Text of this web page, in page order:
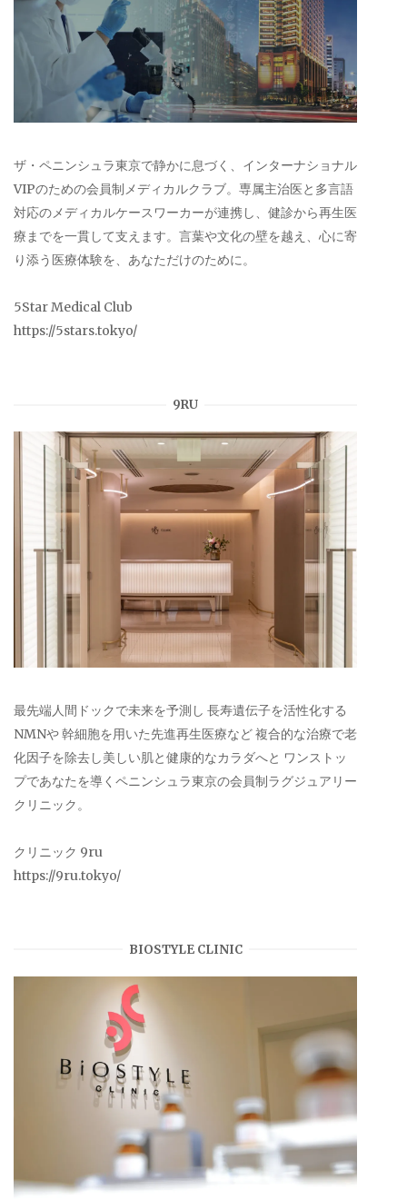
ザ・ペニンシュラ東京で静かに息づく、インターナショナル
VIPのための会員制メディカルクラブ。専属主治医と多言語
対応のメディカルケースワーカーが連携し、健診から再生医
療までを一貫して支えます。言葉や文化の壁を越え、心に寄
り添う医療体験を、あなただけのために。
5Star Medical Club
https://5stars.tokyo/
9RU
最先端人間ドックで未来を予測し 長寿遺伝子を活性化する
NMNや 幹細胞を用いた先進再生医療など 複合的な治療で老
化因子を除去し美しい肌と健康的なカラダへと ワンストッ
プであなたを導くペニンシュラ東京の会員制ラグジュアリー
クリニック。
クリニック 9ru
https://9ru.tokyo/
BIOSTYLE CLINIC